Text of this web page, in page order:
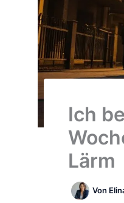
Ich
Lärm
Von